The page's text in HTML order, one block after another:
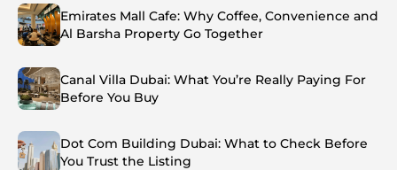
Emirates Mall Cafe: Why Coffee, Convenience and
Al Barsha Property Go Together
Canal Villa Dubai: What You’re Really Paying For
Before You Buy
Dot Com Building Dubai: What to Check Before
You Trust the Listing